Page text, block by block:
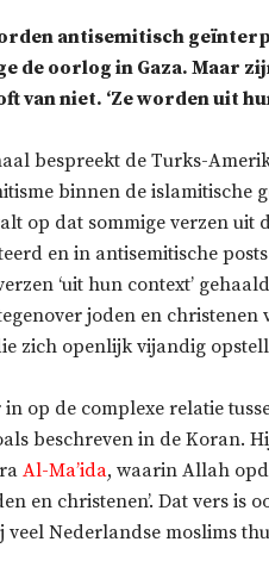
antisemitisch
de oorlog in Gaza. Maar
van niet. ‘Ze worden uit
bespreekt de Turks-
binnen de islamitische
op dat sommige verzen uit
en in antisemitische
‘uit hun context’
joden en christenen
zich openlijk vijandig
op de complexe relatie
beschreven in de Koran.
Al-Ma’ida, waarin Allah
en christenen’. Dat vers is
Nederlandse moslims